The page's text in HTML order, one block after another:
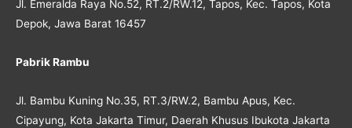
Jl. Emeralda Raya No.52, RT.2/RW.12, Tapos, Kec. Tapos, Kota
Depok, Jawa Barat 16457
Pabrik Rambu
Jl. Bambu Kuning No.35, RT.3/RW.2, Bambu Apus, Kec.
Cipayung, Kota Jakarta Timur, Daerah Khusus Ibukota Jakarta